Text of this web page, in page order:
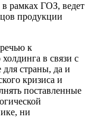
в рамках ГОЗ, ведет
продукции
к
в связи с
для страны, да и
кризиса и
поставленные
ни